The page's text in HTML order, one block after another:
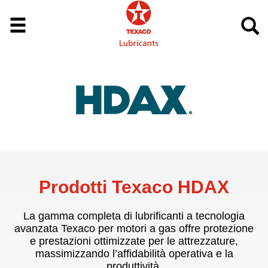
Prodotti Texaco HDAX
La gamma completa di lubrificanti a tecnologia
avanzata Texaco per motori a gas offre protezione
e prestazioni ottimizzate per le attrezzature,
massimizzando l’affidabilità operativa e la